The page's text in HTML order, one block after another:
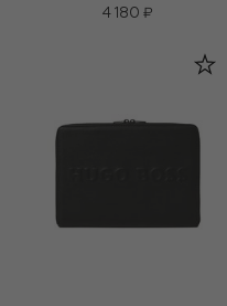
4 180 ₽